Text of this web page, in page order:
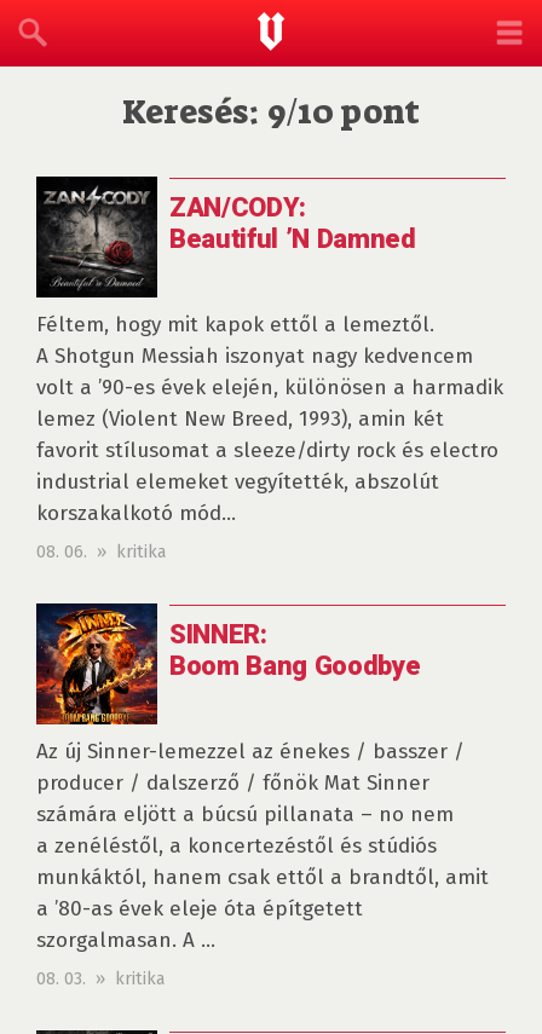
Keresés: 9/10 pont
ZAN/CODY:
Beautiful ’N Damned
Féltem, hogy mit kapok ettől a lemeztől.
A Shotgun Messiah iszonyat nagy kedvencem
volt a ’90-es évek elején, különösen a harmadik
lemez (Violent New Breed, 1993), amin két
favorit stílusomat a sleeze/dirty rock és electro
industrial elemeket vegyítették, abszolút
korszakalkotó mód...
08. 06. » kritika
SINNER:
Boom Bang Goodbye
Az új Sinner-lemezzel az énekes / basszer /
producer / dalszerző / főnök Mat Sinner
számára eljött a búcsú pillanata – no nem
a zenéléstől, a koncertezéstől és stúdiós
munkáktól, hanem csak ettől a brandtől, amit
a ’80-as évek eleje óta építgetett
szorgalmasan. A ...
08. 03. » kritika